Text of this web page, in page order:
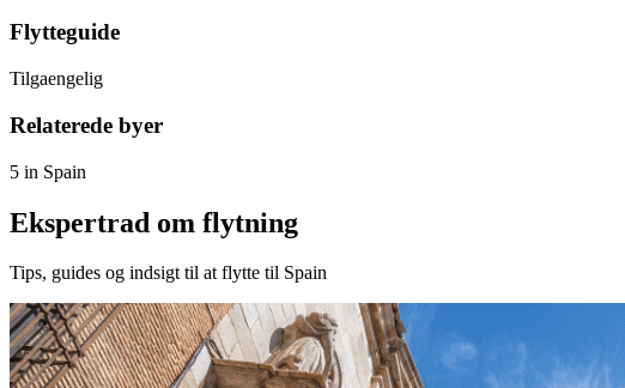
Flytteguide
Tilgaengelig
Relaterede byer
5 in Spain
Ekspertrad om flytning
Tips, guides og indsigt til at flytte til Spain